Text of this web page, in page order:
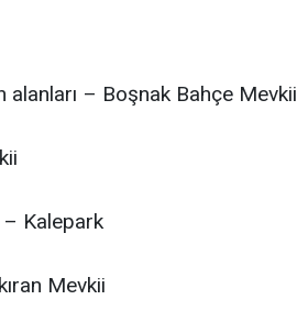
alanları – Boşnak Bahçe Mevkii
– Kalepark
Mevkii